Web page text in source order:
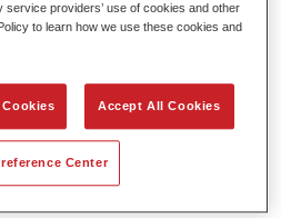
de efecto.
de efecto OEM especiales.
service providers’ use of cookies and other
to learn how we use these cookies and
Accept All Cookies
Center